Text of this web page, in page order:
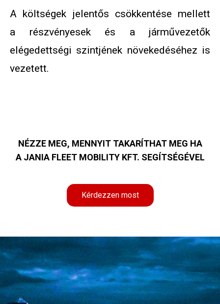
A költségek jelentős csökkentése mellett
a részvényesek és a járművezetők
elégedettségi szintjének növekedéséhez is
vezetett.
NÉZZE MEG, MENNYIT TAKARÍTHAT MEG HA
A JANIA FLEET MOBILITY KFT. SEGÍTSÉGÉVEL
Kérdezzen most